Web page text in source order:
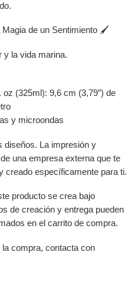
de un Sentimiento 🖌️
y la vida marina.
(325ml): 9,6 cm (3,79″) de
y microondas
diseños. La impresión y
una empresa externa que te
creado específicamente para ti.
producto se crea bajo
de creación y entrega pueden
en el carrito de compra.
compra, contacta con